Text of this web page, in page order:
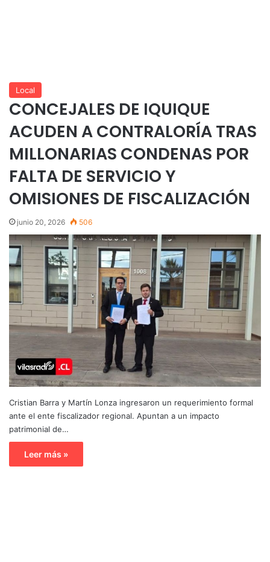
Local
CONCEJALES DE IQUIQUE
ACUDEN A CONTRALORÍA TRAS
MILLONARIAS CONDENAS POR
FALTA DE SERVICIO Y
OMISIONES DE FISCALIZACIÓN
junio 20, 2026 506
Cristian Barra y Martín Lonza ingresaron un requerimiento formal
ante el ente fiscalizador regional. Apuntan a un impacto
patrimonial de…
Leer más »